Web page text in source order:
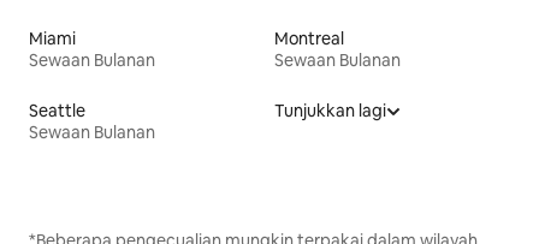
Miami
Sewaan Bulanan
Montreal
Sewaan Bulanan
Seattle
Sewaan Bulanan
Tunjukkan lagi